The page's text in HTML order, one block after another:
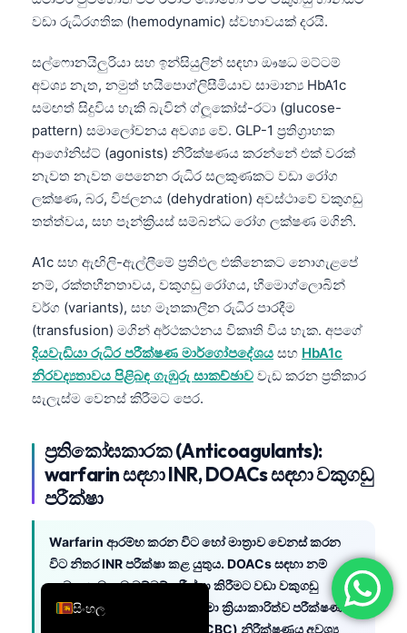
වඩා රුධිරගතික (hemodynamic) ස්වභාවයක් දරයි.
සල්ෆොනයිලුරියා සහ ඉන්සියුලින් සඳහා ඖෂධ මට්ටම්
අවශ්‍ය නැත, නමුත් හයිපොග්ලිසීමියාව සාමාන්‍ය HbA1c
සමඟත් සිදුවිය හැකි බැවින් ග්ලූකෝස්-රටා (glucose-
pattern) සමාලෝචනය අවශ්‍ය වේ. GLP-1 ප්‍රතිග්‍රාහක
ආගෝනිස්ට් (agonists) නිරීක්ෂණය කරන්නේ එක් වරක්
නැවත නැවත පෙනෙන රුධිර සලකුණකට වඩා රෝග
ලක්ෂණ, බර, විජලනය (dehydration) අවස්ථාවේ වකුගඩු
තත්ත්වය, සහ පෑන්ක්‍රියස් සම්බන්ධ රෝග ලක්ෂණ මගිනි.
A1c සහ ඇඟිලි-ඇල්ලීමේ ප්‍රතිඵල එකිනෙකට නොගැළපේ
නම්, රක්තහීනතාවය, වකුගඩු රෝගය, හීමොග්ලොබින්
වර්ග (variants), සහ මෑතකාලීන රුධිර පාරදීම
(transfusion) මගින් අර්ථකථනය විකෘති විය හැක. අපගේ
දියවැඩියා රුධිර පරීක්ෂණ මාර්ගෝපදේශය සහ HbA1c
නිරවද්‍යතාවය පිළිබඳ ගැඹුරු සාකච්ඡාව වැඩ කරන ප්‍රතිකාර
සැලැස්ම වෙනස් කිරීමට පෙර.
ප්‍රතිකෝඝකාරක (Anticoagulants):
warfarin සඳහා INR, DOACs සඳහා වකුගඩු
පරීක්ෂා
Warfarin ආරම්භ කරන විට හෝ මාත්‍රාව වෙනස් කරන
විට නිතර INR පරීක්ෂා කළ යුතුය. DOACs සඳහා නම්
සාමාන්‍ය ඖෂධ මට්ටම් පරීක්ෂා කිරීමට වඩා වකුගඩු
ක්‍රියාකාරිත්ව පරීක්ෂණය, අක්මා ක්‍රියාකාරිත්ව පරීක්ෂණය,
සහ සම්පූර්ණ රුධිර ගණනය (CBC) නිරීක්ෂණය අවශ්‍ය
සිංහල
English
Deutsch
Français
עִבְרִית
Español
Português
Ελληνικά
Türkçe
Română
فارسی
Български
Dansk
Nederlands
हिन्दी
Bahasa Indonesia
Íslenska